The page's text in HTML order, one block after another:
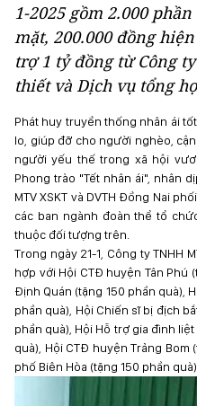
1-2025 gồm 2.000
mặt, 200.000 đồng
trợ 1 tỷ đồng từ Công
thiết và Dịch vụ tổng
Phát huy truyền thống nhân ái
lo, giúp đỡ cho người nghèo,
người yếu thế trong xã hội
Phong trào "Tết nhân ái", nhân
MTV XSKT và DVTH Đồng Nai
các ban ngành đoàn thể tổ
thuộc đối tượng trên.
Trong ngày 21-1, Công ty TNHH
hợp với Hội CTĐ huyện Tân Phú
Định Quán (tặng 150 phần quà),
phần quà), Hội Chiến sĩ bị địch
phần quà), Hội Hỗ trợ gia đình
quà), Hội CTĐ huyện Trảng Bom
phố Biên Hòa (tặng 150 phần quà).